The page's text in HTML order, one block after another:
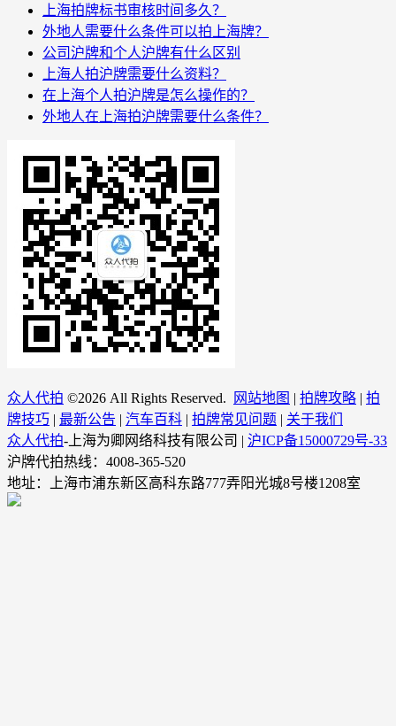
上海拍牌标书审核时间多久？
外地人需要什么条件可以拍上海牌？
公司沪牌和个人沪牌有什么区别
上海人拍沪牌需要什么资料？
在上海个人拍沪牌是怎么操作的？
外地人在上海拍沪牌需要什么条件？
众人代拍 ©2026 All Rights Reserved. 网站地图 | 拍牌攻略 | 拍
牌技巧 | 最新公告 | 汽车百科 | 拍牌常见问题 | 关于我们
众人代拍-上海为卿网络科技有限公司 | 沪ICP备15000729号-33
沪牌代拍热线：4008-365-520
地址：上海市浦东新区高科东路777弄阳光城8号楼1208室